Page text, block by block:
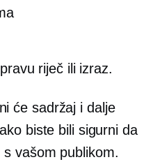
riječ ili izraz.
će sadržaj i dalje
biste bili sigurni da
vašom publikom.